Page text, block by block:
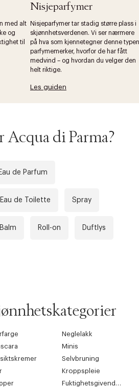
med alt
og
til
Nisjeparfymer
Nisjeparfymer tar stadig større plass i
skjønnhetsverdenen. Vi ser nærmere
på hva som kjennetegner denne typen
parfymemerker, hvorfor de har fått
medvind – og hvordan du velger den
helt riktige.
Les guiden
Acqua di Parma?
Eau de Parfum
Eau de Toilette Spray
Roll-on Duftlys
Neglelakk
Minis
Selvbruning
Kroppspleie